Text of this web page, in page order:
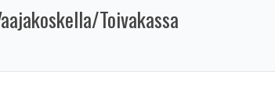
Toivakassa